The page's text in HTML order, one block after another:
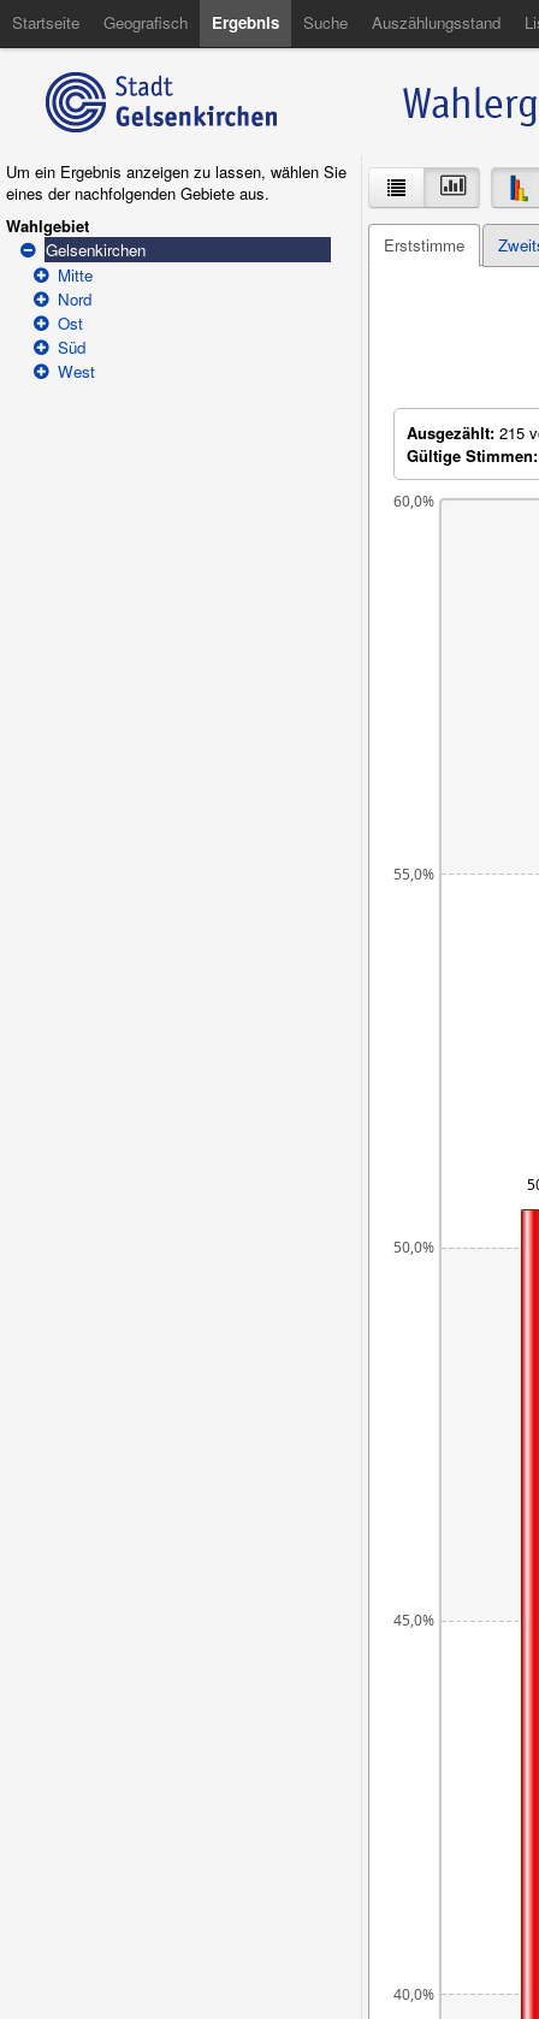
Startseite Geografisch Ergebnis Suche Auszählungsstand
Um ein Ergebnis anzeigen zu lassen, wählen Sie
eines der nachfolgenden Gebiete aus.
Wahlgebiet
Gelsenkirchen
Mitte
Nord
Ost
Süd
West
Erststimme
Ausgezählt: 215
Gültige Stimmen:
40,0%
45,0%
50,0%
55,0%
60,0%